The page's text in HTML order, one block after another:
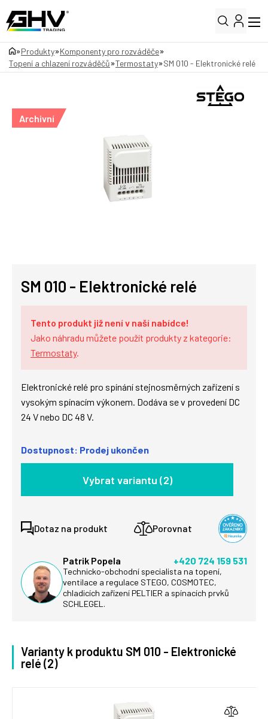
»Produkty»Komponenty pro rozváděče»
Topení a chlazení rozváděčů»Termostaty»SM 010 - Elektronické relé
Archivní
SM 010 - Elektronické relé
Tento produkt již není v naší nabídce!
Jako náhradu můžete použít produkty z kategorie:
Termostaty.
Elektronické relé pro spínání stejnosměrných zařízení s
vysokým spínacím výkonem. Dodáva se v provedení DC
24 V nebo DC 48 V.
Dostupnost: Prodej ukončen
Vybrat variantu (2)
Dotaz na produkt Porovnat
Patrik Popela +420 724 159 531
Technicko-obchodní specialista na topení,
ventilace a regulace STEGO, COSMOTEC,
chladicích zařízení PELTIER a spínacích prvků
SCHLEGEL.
Varianty k produktu SM 010 - Elektronické
relé (2)